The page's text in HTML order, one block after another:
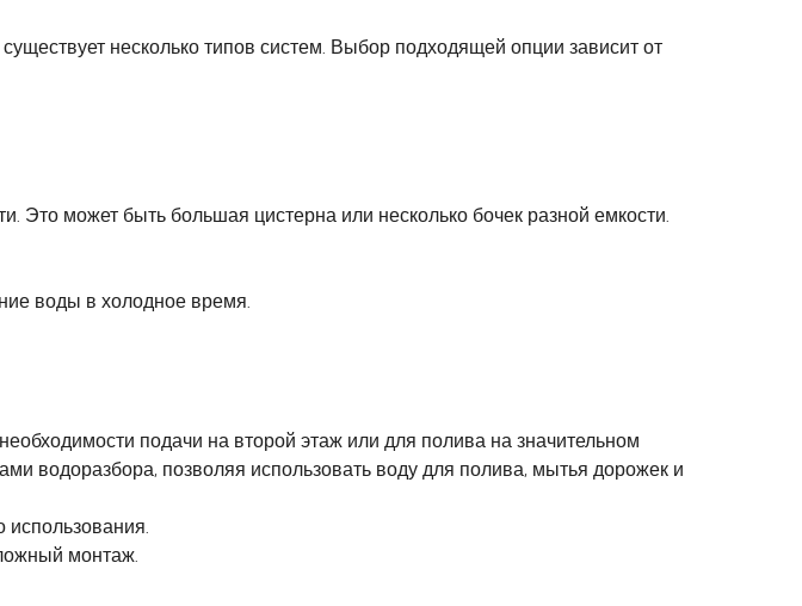
несколько типов систем. Выбор подходящей опции зависит от
может быть большая цистерна или несколько бочек разной емкости.
воды в холодное время.
подачи на второй этаж или для полива на значительном
водоразбора, позволяя использовать воду для полива, мытья дорожек и
использования.
монтаж.